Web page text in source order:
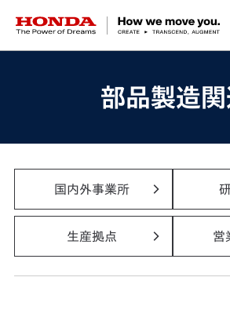
HONDA The Power of Dreams
部品製造関
国内外事業所
生産拠点 営